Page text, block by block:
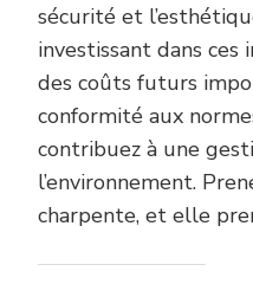
sécurité et
investissant dans ces
des coûts futurs
conformité aux
contribuez à une
l’environnement.
charpente, et elle